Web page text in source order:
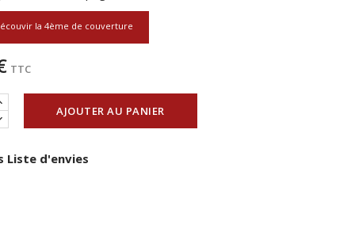
la 4ème de couverture
TTC
AJOUTER AU PANIER
Liste d'envies